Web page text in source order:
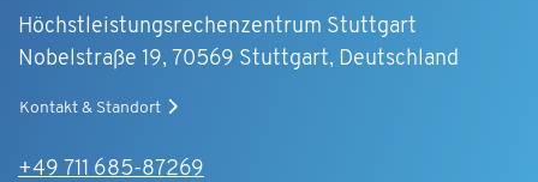
Höchstleistungsrechenzentrum Stuttgart
Nobelstraße 19, 70569 Stuttgart, Deutschland
Kontakt & Standort
+49 711 685-87269